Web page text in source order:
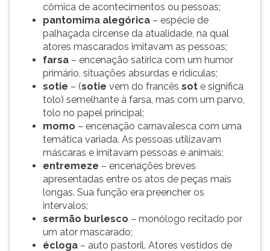
cômica de acontecimentos ou pessoas;
pantomima alegórica – espécie de
palhaçada circense da atualidade, na qual
atores mascarados imitavam as pessoas;
farsa – encenação satírica com um humor
primário, situações absurdas e ridículas;
sotie – (sotie vem do francês sot e significa
tolo) semelhante à farsa, mas com um parvo,
tolo no papel principal;
momo – encenação carnavalesca com uma
temática variada. As pessoas utilizavam
máscaras e imitavam pessoas e animais;
entremeze – encenações breves
apresentadas entre os atos de peças mais
longas. Sua função era preencher os
intervalos;
sermão burlesco – monólogo recitado por
um ator mascarado;
écloga – auto pastoril. Atores vestidos de